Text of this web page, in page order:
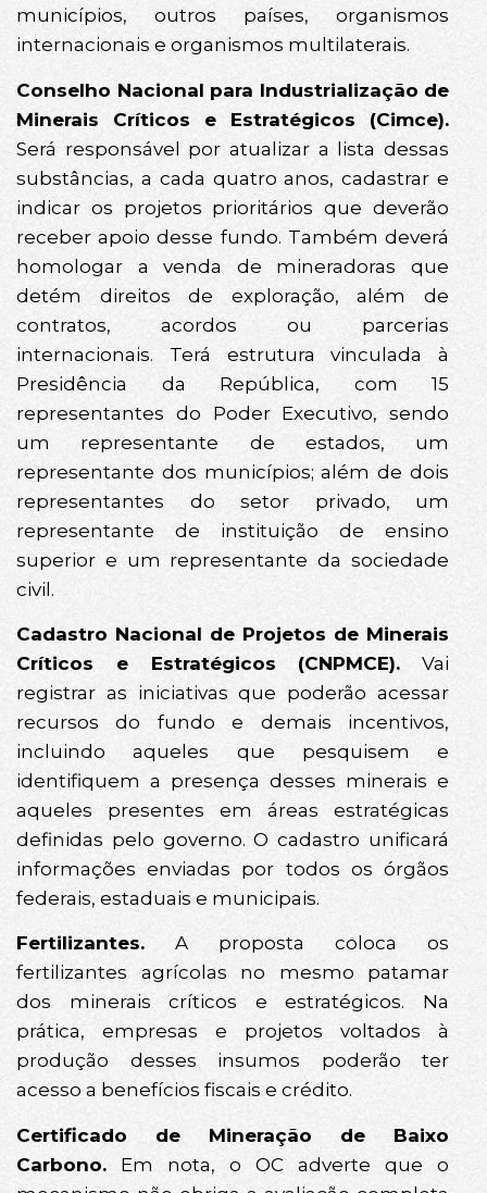
municípios, outros países, organismos
internacionais e organismos multilaterais.
Conselho Nacional para Industrialização de
Minerais Críticos e Estratégicos (Cimce).
Será responsável por atualizar a lista dessas
substâncias, a cada quatro anos, cadastrar e
indicar os projetos prioritários que deverão
receber apoio desse fundo. Também deverá
homologar a venda de mineradoras que
detém direitos de exploração, além de
contratos, acordos ou parcerias
internacionais. Terá estrutura vinculada à
Presidência da República, com 15
representantes do Poder Executivo, sendo
um representante de estados, um
representante dos municípios; além de dois
representantes do setor privado, um
representante de instituição de ensino
superior e um representante da sociedade
civil.
Cadastro Nacional de Projetos de Minerais
Críticos e Estratégicos (CNPMCE). Vai
registrar as iniciativas que poderão acessar
recursos do fundo e demais incentivos,
incluindo aqueles que pesquisem e
identifiquem a presença desses minerais e
aqueles presentes em áreas estratégicas
definidas pelo governo. O cadastro unificará
informações enviadas por todos os órgãos
federais, estaduais e municipais.
Fertilizantes. A proposta coloca os
fertilizantes agrícolas no mesmo patamar
dos minerais críticos e estratégicos. Na
prática, empresas e projetos voltados à
produção desses insumos poderão ter
acesso a benefícios fiscais e crédito.
Certificado de Mineração de Baixo
Carbono.Em nota, o OC adverte que o